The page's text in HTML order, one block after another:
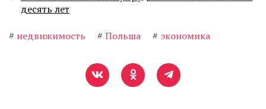
десять лет
# недвижимость # Польша # экономика